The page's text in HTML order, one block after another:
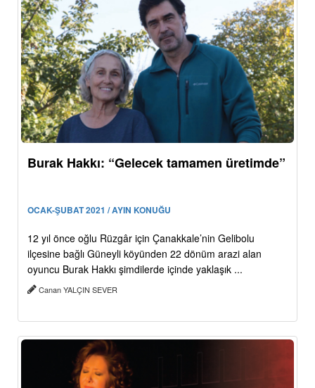
Burak Hakkı: “Gelecek tamamen üretimde”
OCAK-ŞUBAT 2021 / AYIN KONUĞU
12 yıl önce oğlu Rüzgâr için Çanakkale’nin Gelibolu
ilçesine bağlı Güneyli köyünden 22 dönüm arazi alan
oyuncu Burak Hakkı şimdilerde içinde yaklaşık ...
Canan YALÇIN SEVER